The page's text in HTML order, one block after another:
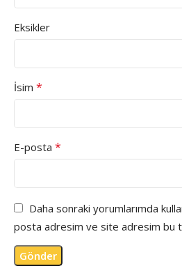
Eksikler
İsim *
E-posta *
Daha sonraki yorumlarımda
posta adresim ve site adresim bu